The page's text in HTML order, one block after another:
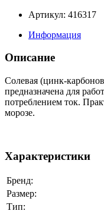
Артикул: 416317
Информация
Описание
Cолевая (цинк-
предназначена для
потреблением ток.
морозе.
Характеристики
Бренд:
Размер:
Тип: